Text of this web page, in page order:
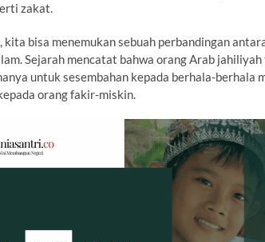
zakat.
kita bisa menemukan sebuah perbandingan
Sejarah mencatat bahwa orang Arab
untuk sesembahan kepada berhala-berhala
orang fakir-miskin.